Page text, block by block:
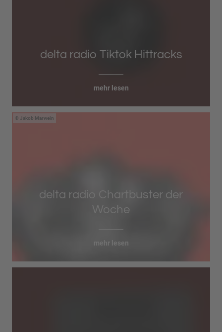
delta radio Tiktok Hittracks
mehr lesen
Jakob Marwein
delta radio Chartbuster der
Woche
mehr lesen